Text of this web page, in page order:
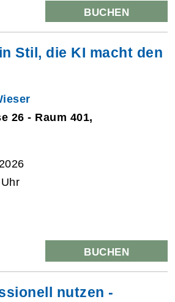
BUCHEN
Stil, die KI macht den
26 - Raum 401,
BUCHEN
nutzen -